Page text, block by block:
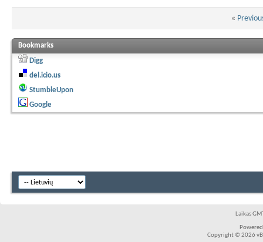
«
Bookmarks
Digg
del.icio.us
StumbleUpon
Google
Laikas
Copyright © 2026